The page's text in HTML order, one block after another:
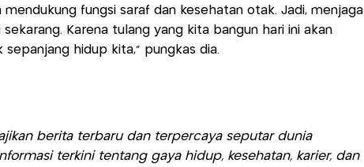
mendukung fungsi saraf dan kesehatan otak. Jadi, menjaga
Karena tulang yang kita bangun hari ini akan
hidup kita,” pungkas dia.
berita terbaru dan terpercaya seputar dunia
terkini tentang gaya hidup, kesehatan, karier, dan